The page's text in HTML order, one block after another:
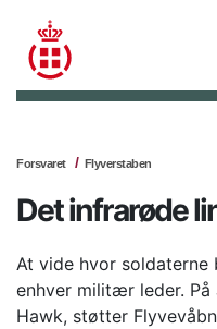
Forsvaret Flyverstaben
Det infrarøde
At vide hvor
enhver militær leder.
Hawk, støtter